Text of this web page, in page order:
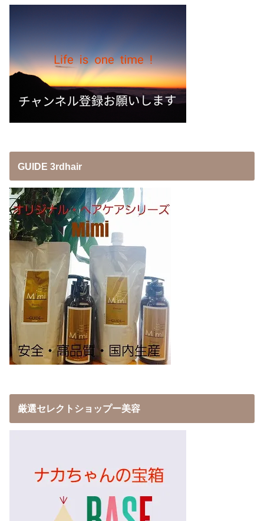
GUIDE 3rdhair
厳選セレクトショップー美容